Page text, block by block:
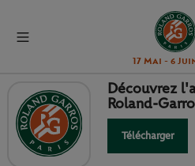
17 Mai - 6
2ÈME TOUR
Revivez le match du 2ème Tour
Découvrez
Roland-
Télécharger